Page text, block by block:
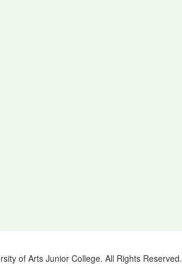
of Arts Junior College. All Rights Reserved.